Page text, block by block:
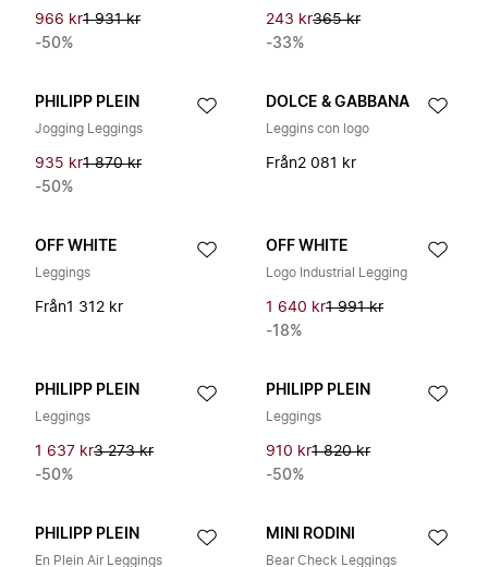
966 kr1 931 kr
-50%
243 kr365 kr
-33%
PHILIPP PLEIN
Jogging Leggings
935 kr1 870 kr
-50%
DOLCE & GABBANA
Leggins con logo
Från2 081 kr
OFF WHITE
Leggings
Från1 312 kr
OFF WHITE
Logo Industrial Legging
1 640 kr1 991 kr
-18%
PHILIPP PLEIN
Leggings
1 637 kr3 273 kr
-50%
PHILIPP PLEIN
Leggings
910 kr1 820 kr
-50%
PHILIPP PLEIN
En Plein Air Leggings
MINI RODINI
Bear Check Leggings